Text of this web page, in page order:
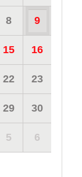
8 9
15 16
22 23
29 30
5 6